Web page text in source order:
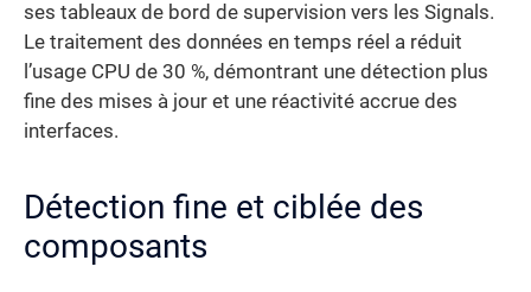
ses tableaux de bord de supervision vers les Signals.
Le traitement des données en temps réel a réduit
l’usage CPU de 30 %, démontrant une détection plus
fine des mises à jour et une réactivité accrue des
interfaces.
Détection fine et ciblée des
composants